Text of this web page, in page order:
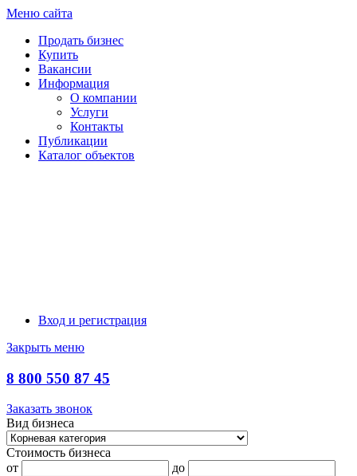
Меню сайта
Продать бизнес
Купить
Вакансии
Информация
О компании
Услуги
Контакты
Публикации
Каталог объектов
Вход и регистрация
Закрыть меню
8 800 550 87 45
Заказать звонок
Вид бизнеса
Стоимость бизнеса
от
до